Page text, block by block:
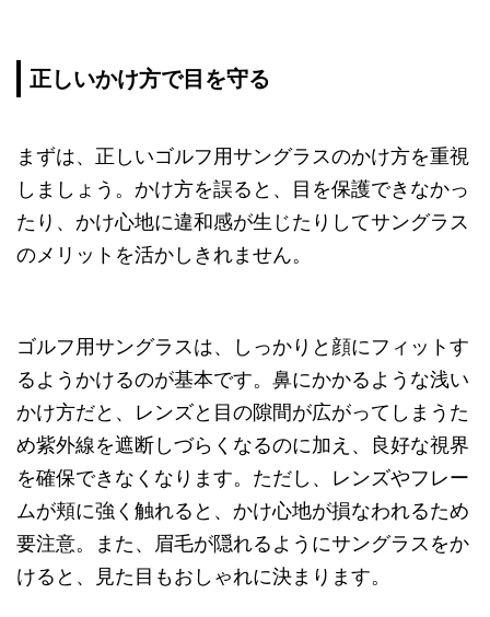
正しいかけ方で目を守る
まずは、正しいゴルフ用サングラスのかけ方を重視
しましょう。かけ方を誤ると、目を保護できなかっ
たり、かけ心地に違和感が生じたりしてサングラス
のメリットを活かしきれません。
ゴルフ用サングラスは、しっかりと顔にフィットす
るようかけるのが基本です。鼻にかかるような浅い
かけ方だと、レンズと目の隙間が広がってしまうた
め紫外線を遮断しづらくなるのに加え、良好な視界
を確保できなくなります。ただし、レンズやフレー
ムが頬に強く触れると、かけ心地が損なわれるため
要注意。また、眉毛が隠れるようにサングラスをか
けると、見た目もおしゃれに決まります。